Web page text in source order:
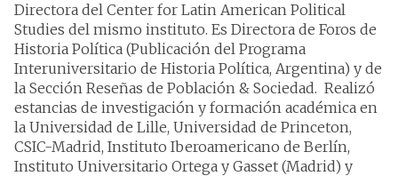
Directora del Center for Latin American Political
Studies del mismo instituto. Es Directora de Foros de
Historia Política (Publicación del Programa
Interuniversitario de Historia Política, Argentina) y de
la Sección Reseñas de Población & Sociedad. Realizó
estancias de investigación y formación académica en
la Universidad de Lille, Universidad de Princeton,
CSIC-Madrid, Instituto Iberoamericano de Berlín,
Instituto Universitario Ortega y Gasset (Madrid) y